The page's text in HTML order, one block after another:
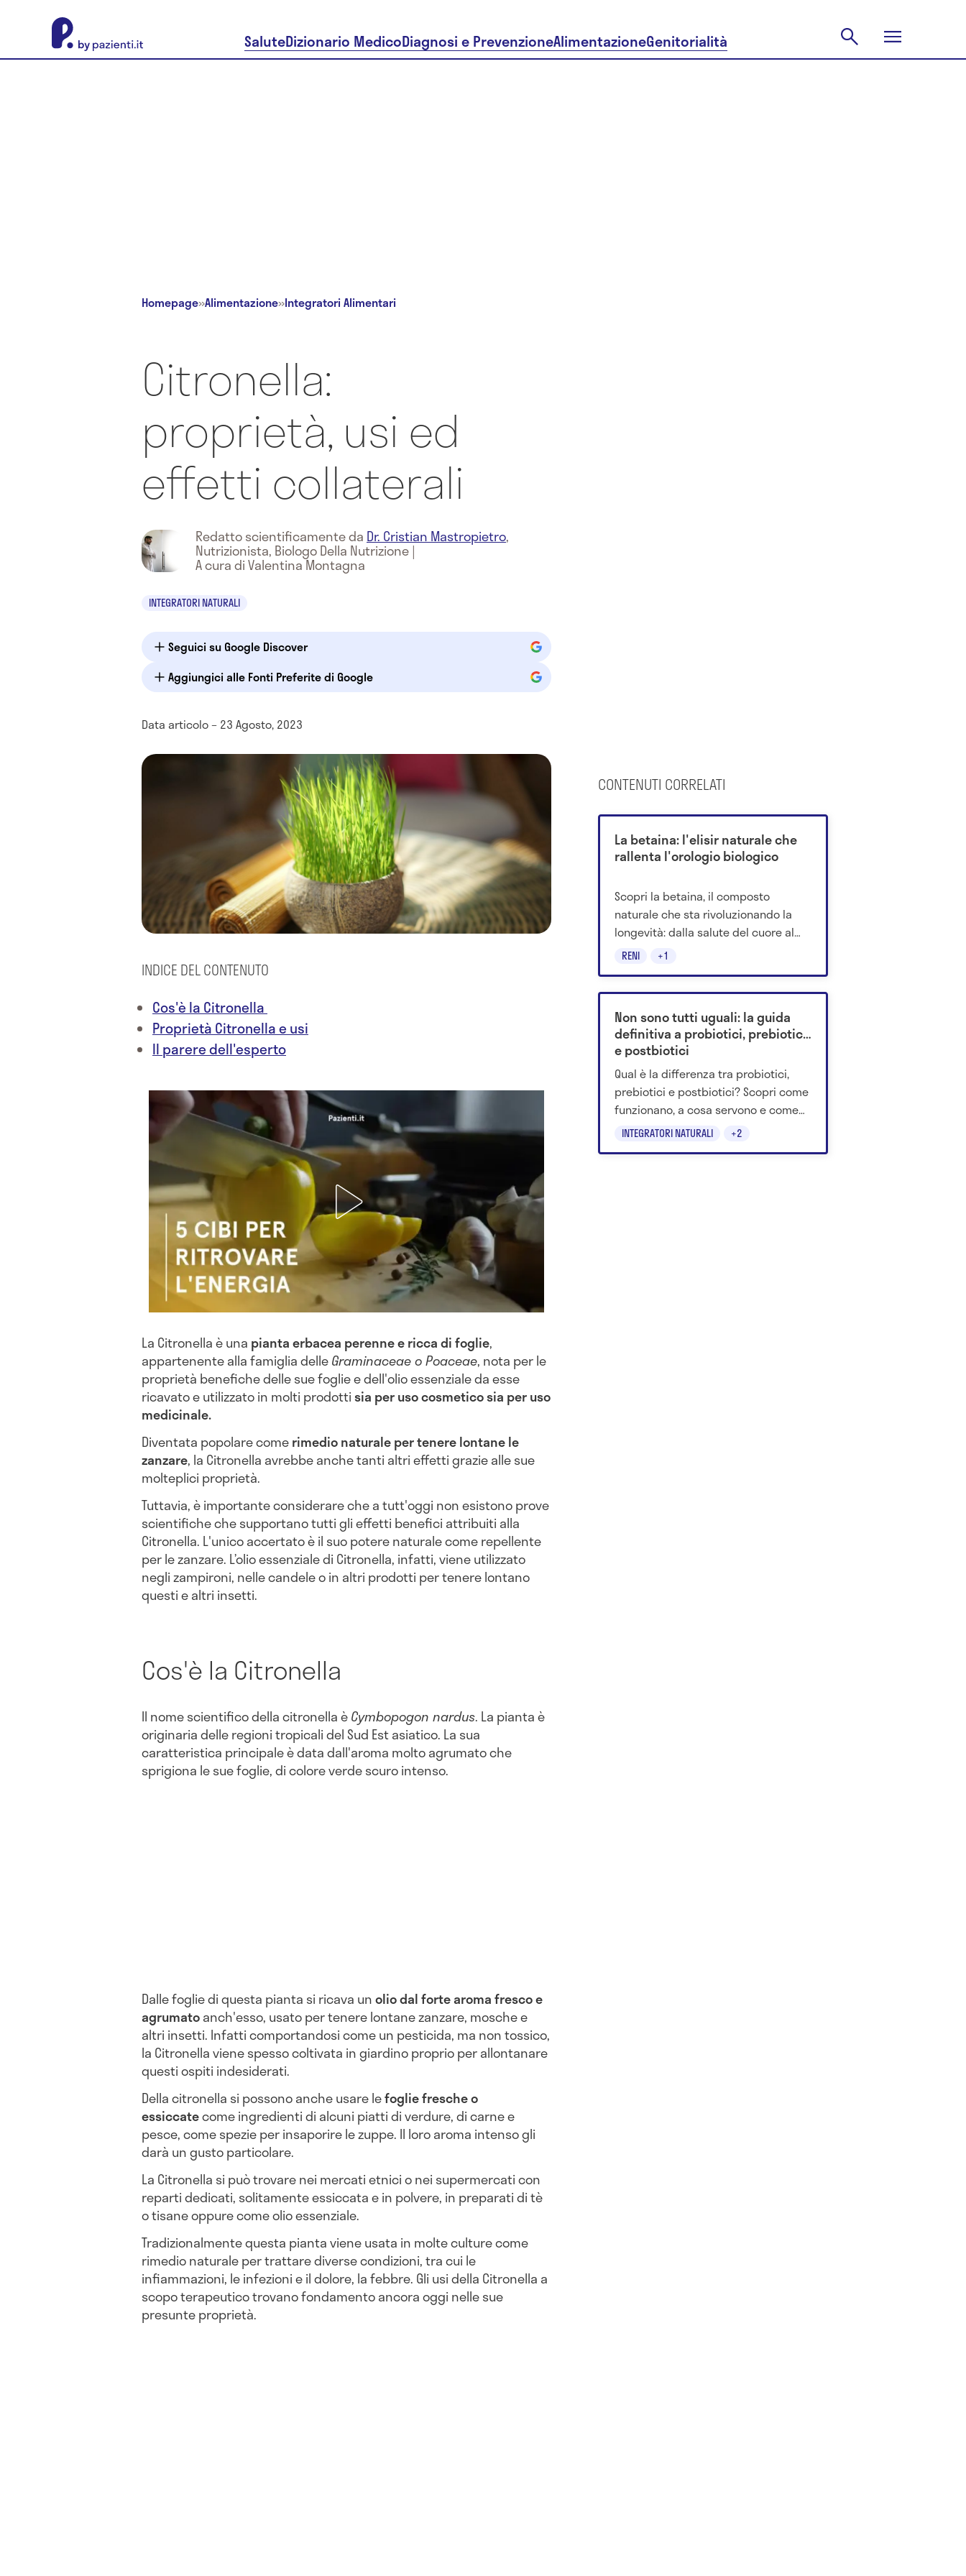
SaluteDizionario MedicoDiagnosi e PrevenzioneAlimentazioneGenitorialità
Homepage»Alimentazione»Integratori Alimentari
Citronella:
proprietà, usi ed
effetti collaterali
Redatto scientificamente da Dr. Cristian Mastropietro,
Nutrizionista, Biologo Della Nutrizione|
A cura di Valentina Montagna
INTEGRATORI NATURALI
Seguici su Google Discover
Aggiungici alle Fonti Preferite di Google
Data articolo – 23 Agosto, 2023
INDICE DEL CONTENUTO
Cos'è la Citronella
Proprietà Citronella e usi
Il parere dell'esperto
La Citronella è una pianta erbacea perenne e ricca di foglie,
appartenente alla famiglia delleGraminaceae o Poaceae, nota per le
proprietà benefiche delle sue foglie e dell'olio essenziale da esse
ricavato e utilizzato in molti prodottisia per uso cosmetico sia per uso
medicinale.
Diventata popolare comerimedio naturale per tenere lontane le
zanzare, la Citronella avrebbe anche tanti altri effetti grazie alle sue
molteplici proprietà.
Tuttavia, è importante considerare che a tutt'oggi non esistono prove
scientifiche che supportano tutti gli effetti benefici attribuiti alla
Citronella. L'unico accertato è il suo potere naturale come repellente
per le zanzare. L’olio essenziale di Citronella, infatti, viene utilizzato
negli zampironi, nelle candele o in altri prodotti per tenere lontano
questi e altri insetti.
Cos'è la Citronella
Il nome scientifico della citronella èCymbopogon nardus. La pianta è
originaria delle regioni tropicali del Sud Est asiatico. La sua
caratteristica principale è data dall'aroma molto agrumato che
sprigiona le sue foglie, di colore verde scuro intenso.
Dalle foglie di questa pianta si ricava unolio dal forte aroma fresco e
agrumatoanch'esso, usato per tenere lontane zanzare, mosche e
altri insetti. Infatti comportandosi come un pesticida, ma non tossico,
la Citronella viene spesso coltivata in giardino proprio per allontanare
questi ospiti indesiderati.
Della citronella si possono anche usare lefoglie fresche o
essiccatecome ingredienti di alcuni piatti di verdure, di carne e
pesce, come spezie per insaporire le zuppe. Il loro aroma intenso gli
darà un gusto particolare.
La Citronella si può trovare nei mercati etnici o nei supermercati con
reparti dedicati, solitamente essiccata e in polvere, in preparati di tè
o tisane oppure come olio essenziale.
Tradizionalmente questa pianta viene usata in molte culture come
rimedio naturale per trattare diverse condizioni, tra cui le
infiammazioni, le infezioni e il dolore, la febbre. Gli usi della Citronella a
scopo terapeutico trovano fondamento ancora oggi nelle sue
presunte proprietà.
CONTENUTI CORRELATI
RENI +1
La betaina: l'elisir naturale che
rallenta l'orologio biologico
Scopri la betaina, il composto
naturale che sta rivoluzionando la
longevità: dalla salute del cuore al
rallentamento dell'orologio biologico,
INTEGRATORI NATURALI +2
Non sono tutti uguali: la guida
definitiva a probiotici, prebiotici
e postbiotici
Qual è la differenza tra probiotici,
prebiotici e postbiotici? Scopri come
funzionano, a cosa servono e come
scegliere quelli giusti per il